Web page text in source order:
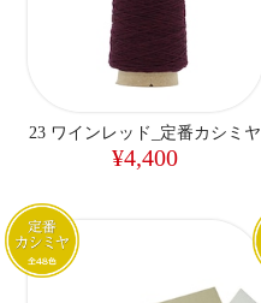
23 ワインレッド_定番カシミヤ
¥4,400